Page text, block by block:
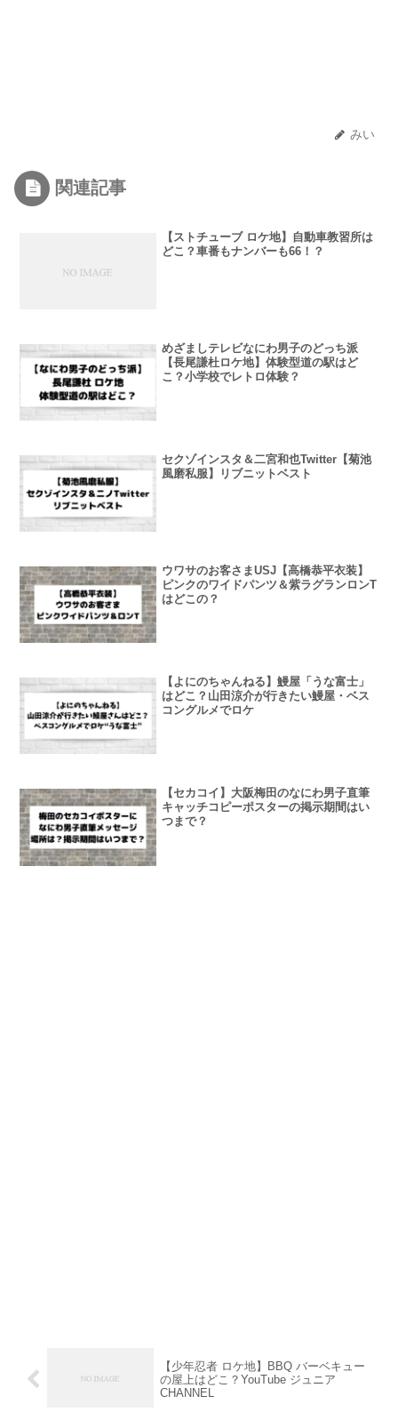
みい
関連記事
【ストチューブ ロケ地】自動車教習所は
どこ？車番もナンバーも66！？
めざましテレビなにわ男子のどっち派
【長尾謙杜ロケ地】体験型道の駅はど
こ？小学校でレトロ体験？
セクゾインスタ＆二宮和也Twitter【菊池
風磨私服】リブニットベスト
ウワサのお客さまUSJ【高橋恭平衣装】
ピンクのワイドパンツ＆紫ラグランロンT
はどこの？
【よにのちゃんねる】鰻屋「うな富士」
はどこ？山田涼介が行きたい鰻屋・ベス
コングルメでロケ
【セカコイ】大阪梅田のなにわ男子直筆
キャッチコピーポスターの掲示期間はい
つまで？
【少年忍者 ロケ地】BBQ バーベキュー
の屋上はどこ？YouTube ジュニア
CHANNEL